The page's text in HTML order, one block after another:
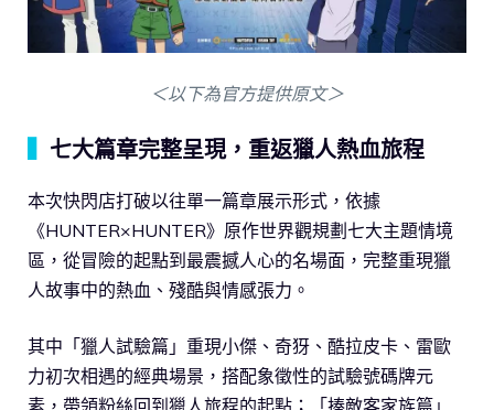
＜以下為官方提供原文＞
七大篇章完整呈現，重返獵人熱血旅程
本次快閃店打破以往單一篇章展示形式，依據
《HUNTER×HUNTER》原作世界觀規劃七大主題情境
區，從冒險的起點到最震撼人心的名場面，完整重現獵
人故事中的熱血、殘酷與情感張力。
其中「獵人試驗篇」重現小傑、奇犽、酷拉皮卡、雷歐
力初次相遇的經典場景，搭配象徵性的試驗號碼牌元
素，帶領粉絲回到獵人旅程的起點；「揍敵客家族篇」